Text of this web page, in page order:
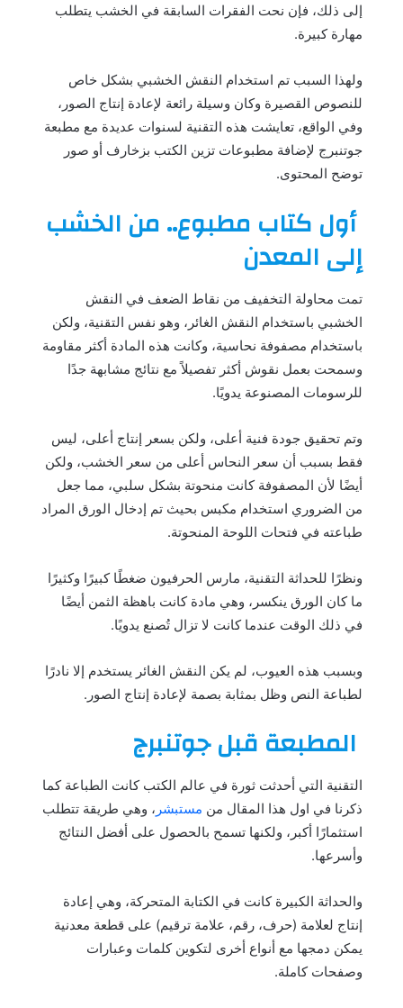
إلى ذلك، فإن نحت الفقرات السابقة في الخشب يتطلب
مهارة كبيرة.
ولهذا السبب تم استخدام النقش الخشبي بشكل خاص
للنصوص القصيرة وكان وسيلة رائعة لإعادة إنتاج الصور،
وفي الواقع، تعايشت هذه التقنية لسنوات عديدة مع مطبعة
جوتنبرج لإضافة مطبوعات تزين الكتب بزخارف أو صور
توضح المحتوى.
أول كتاب مطبوع.. من الخشب
إلى المعدن
تمت محاولة التخفيف من نقاط الضعف في النقش
الخشبي باستخدام النقش الغائر، وهو نفس التقنية، ولكن
باستخدام مصفوفة نحاسية، وكانت هذه المادة أكثر مقاومة
وسمحت بعمل نقوش أكثر تفصيلاً مع نتائج مشابهة جدًا
للرسومات المصنوعة يدويًا.
وتم تحقيق جودة فنية أعلى، ولكن بسعر إنتاج أعلى، ليس
فقط بسبب أن سعر النحاس أعلى من سعر الخشب، ولكن
أيضًا لأن المصفوفة كانت منحوتة بشكل سلبي، مما جعل
من الضروري استخدام مكبس بحيث تم إدخال الورق المراد
طباعته في فتحات اللوحة المنحوتة.
ونظرًا للحداثة التقنية، مارس الحرفيون ضغطًا كبيرًا وكثيرًا
ما كان الورق ينكسر، وهي مادة كانت باهظة الثمن أيضًا
في ذلك الوقت عندما كانت لا تزال تُصنع يدويًا.
وبسبب هذه العيوب، لم يكن النقش الغائر يستخدم إلا نادرًا
لطباعة النص وظل بمثابة بصمة لإعادة إنتاج الصور.
المطبعة قبل جوتنبرج
التقنية التي أحدثت ثورة في عالم الكتب كانت الطباعة كما
ذكرنا في اول هذا المقال من مستبشر ، وهي طريقة تتطلب
استثمارًا أكبر، ولكنها تسمح بالحصول على أفضل النتائج
وأسرعها.
والحداثة الكبيرة كانت في الكتابة المتحركة، وهي إعادة
إنتاج لعلامة (حرف، رقم، علامة ترقيم) على قطعة معدنية
يمكن دمجها مع أنواع أخرى لتكوين كلمات وعبارات
وصفحات كاملة.